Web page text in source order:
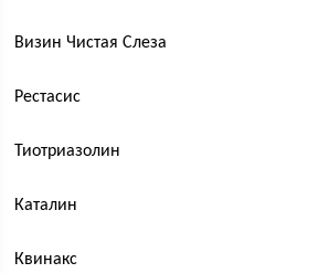
Визин Чистая Слеза
Рестасис
Тиотриазолин
Каталин
Квинакс